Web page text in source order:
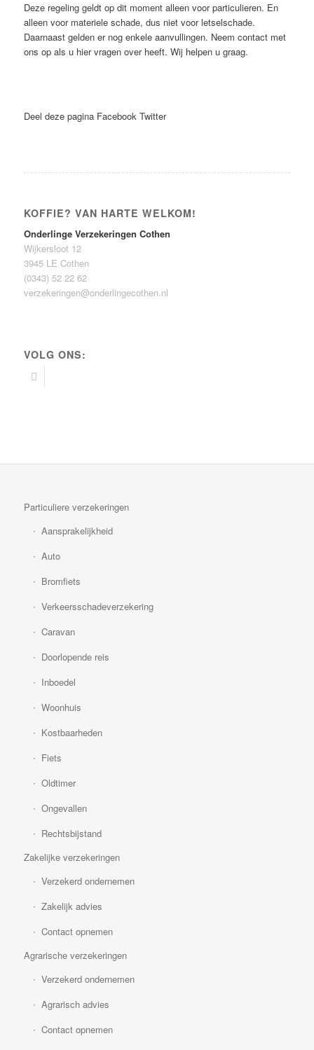
Deze regeling geldt op dit moment alleen voor particulieren. En
alleen voor materiele schade, dus niet voor letselschade.
Daarnaast gelden er nog enkele aanvullingen. Neem contact met
ons op als u hier vragen over heeft. Wij helpen u graag.
Deel deze pagina Facebook Twitter
KOFFIE? VAN HARTE WELKOM!
Onderlinge Verzekeringen Cothen
Wijkersloot 12
3945 LE Cothen
(0343) 52 22 62
verzekeringen@onderlingecothen.nl
VOLG ONS:
Particuliere verzekeringen
Aansprakelijkheid
Auto
Bromfiets
Verkeersschadeverzekering
Caravan
Doorlopende reis
Inboedel
Woonhuis
Kostbaarheden
Fiets
Oldtimer
Ongevallen
Rechtsbijstand
Zakelijke verzekeringen
Verzekerd ondernemen
Zakelijk advies
Contact opnemen
Agrarische verzekeringen
Verzekerd ondernemen
Agrarisch advies
Contact opnemen